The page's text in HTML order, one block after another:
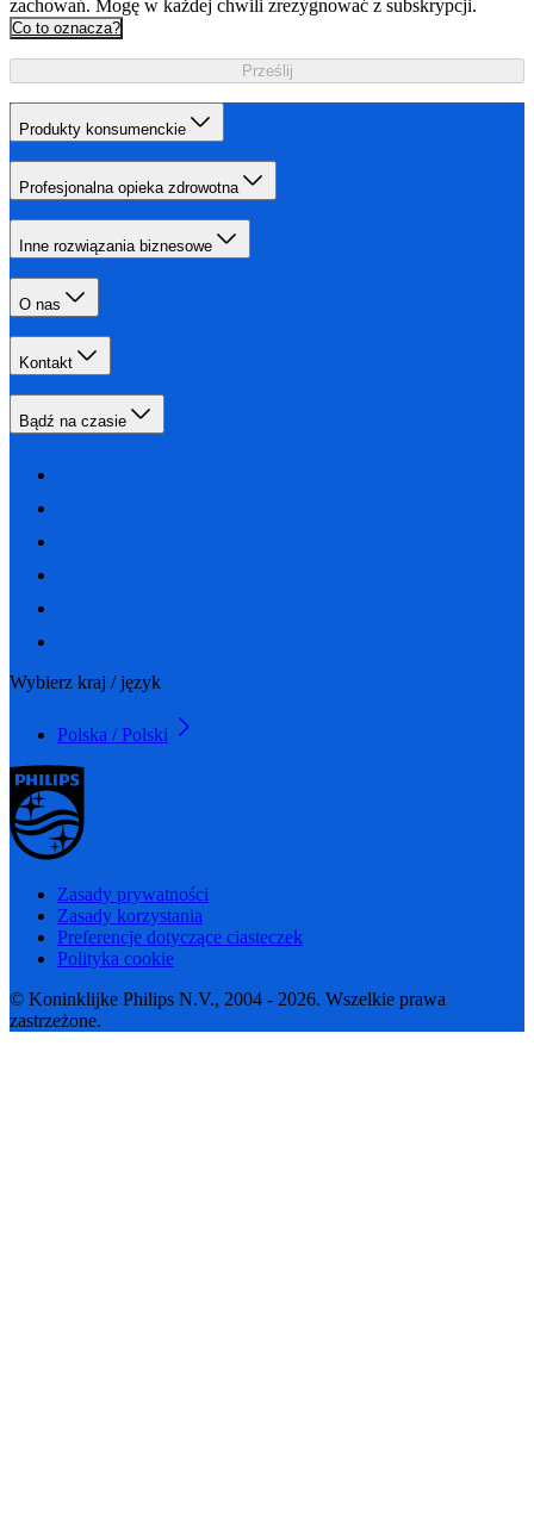
zachowań. Mogę w każdej chwili zrezygnować z subskrypcji.
Co to oznacza?
Prześlij
Produkty konsumenckie
Profesjonalna opieka zdrowotna
Inne rozwiązania biznesowe
O nas
Kontakt
Bądź na czasie
Wybierz kraj / język
Polska / Polski
Zasady prywatności
Zasady korzystania
Preferencje dotyczące ciasteczek
Polityka cookie
© Koninklijke Philips N.V., 2004 - 2026. Wszelkie prawa
zastrzeżone.